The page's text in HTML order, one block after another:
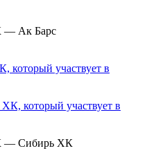
— Ак Барс
— Сибирь ХК